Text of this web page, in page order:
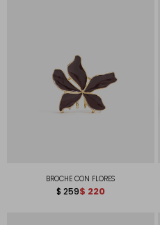
BROCHE CON FLORES
$ 259$ 220